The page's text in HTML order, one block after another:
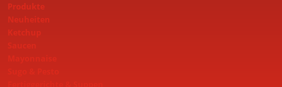
Produkte
Neuheiten
Ketchup
Saucen